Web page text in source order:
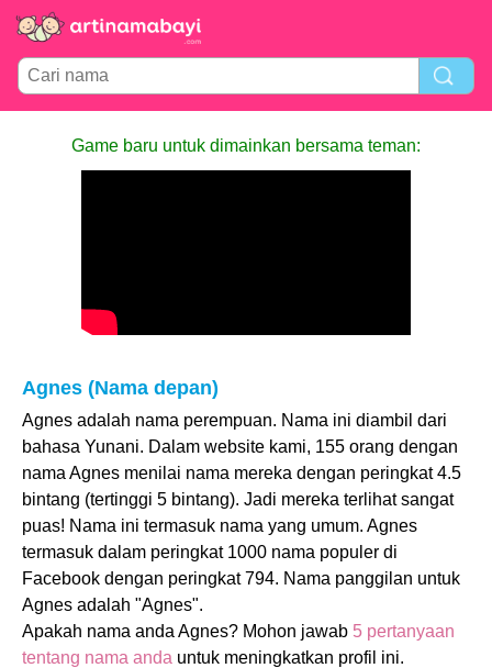
Game baru untuk dimainkan bersama teman:
Agnes (Nama depan)
Agnes adalah nama perempuan. Nama ini diambil dari
bahasa Yunani. Dalam website kami, 155 orang dengan
nama Agnes menilai nama mereka dengan peringkat 4.5
bintang (tertinggi 5 bintang). Jadi mereka terlihat sangat
puas! Nama ini termasuk nama yang umum. Agnes
termasuk dalam peringkat 1000 nama populer di
Facebook dengan peringkat 794. Nama panggilan untuk
Agnes adalah "Agnes".
Apakah nama anda Agnes? Mohon jawab 5 pertanyaan
tentang nama anda untuk meningkatkan profil ini.